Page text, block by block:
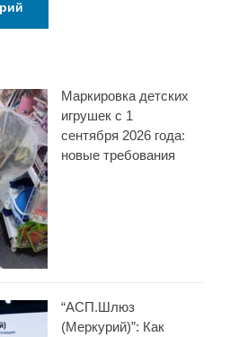
Маркировка детских
игрушек с 1
сентября 2026 года:
новые требования
“АСП.Шлюз
(Меркурий)”: Как